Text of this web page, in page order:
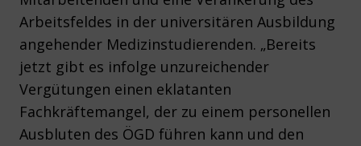
Arbeitsfeldes in der universitären Ausbildung
angehender Medizinstudierenden. „Bereits
jetzt gibt es infolge unzureichender
Vergütungen einen eklatanten
Fachkräftemangel, der zu einem personellen
Ausbluten des ÖGD führen kann und den